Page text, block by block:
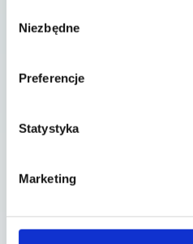
zgody
Niezbędne
Preferencje
Statystyka
Marketing
Kontakt
ul. Wielka 67 53-340 Wrocław
REGON: 022032388